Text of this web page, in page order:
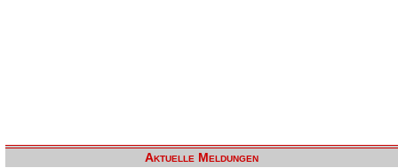
Aktuelle Meldungen